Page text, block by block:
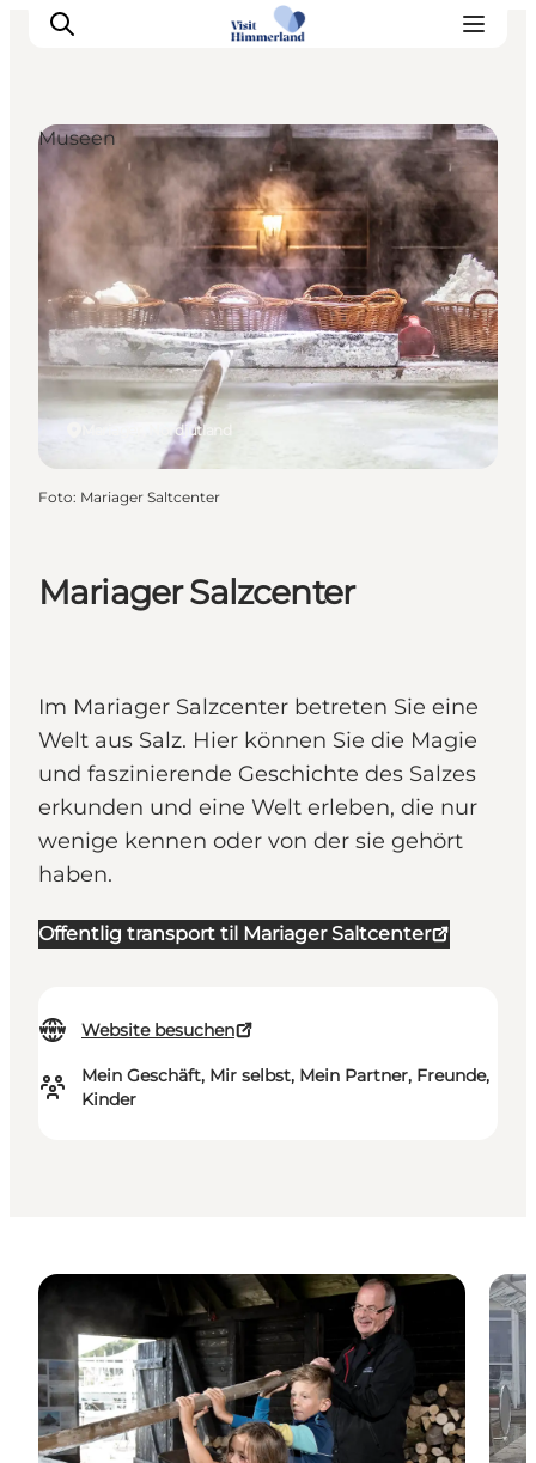
Erlebnisse
Natur
Städte und Orte
Das passiert
Reiseplanung
Praktische Informationen
Mariager Salzcenter
Im Mariager Salzcenter betreten Sie eine
Welt aus Salz. Hier können Sie die Magie
und faszinierende Geschichte des Salzes
erkunden und eine Welt erleben, die nur
wenige kennen oder von der sie gehört
haben.
Offentlig transport til Mariager Saltcenter
Website besuchen
Mein Geschäft, Mir selbst, Mein Partner, Freunde,
Kinder
Mariager, Nordjütland
Museen
Foto: Mariager Saltcenter